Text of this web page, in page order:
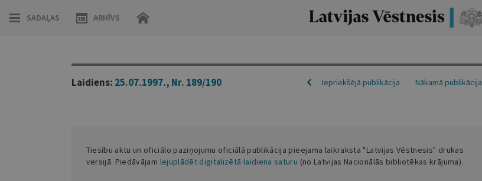
SADAĻAS ARHĪVS
Laidiens: 25.07.1997., Nr. 189/190 Nākamā publikācija
Iepriekšējā publikācija
Tiesību aktu un oficiālo paziņojumu oficiālā publikācija pieejama laikraksta "Latvijas Vēstnesis" drukas
versijā. Piedāvājam lejuplādēt digitalizētā laidiena saturu (no Latvijas Nacionālās bibliotēkas krājuma).